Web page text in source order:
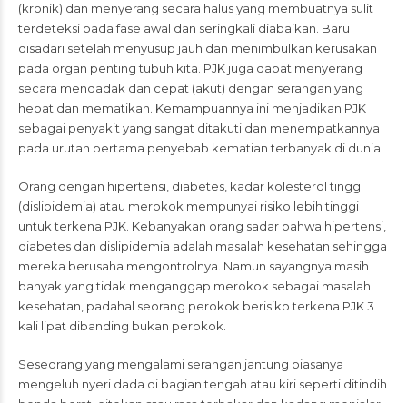
(kronik) dan menyerang secara halus yang membuatnya sulit
terdeteksi pada fase awal dan seringkali diabaikan. Baru
disadari setelah menyusup jauh dan menimbulkan kerusakan
pada organ penting tubuh kita. PJK juga dapat menyerang
secara mendadak dan cepat (akut) dengan serangan yang
hebat dan mematikan. Kemampuannya ini menjadikan PJK
sebagai penyakit yang sangat ditakuti dan menempatkannya
pada urutan pertama penyebab kematian terbanyak di dunia.
Orang dengan hipertensi, diabetes, kadar kolesterol tinggi
(dislipidemia) atau merokok mempunyai risiko lebih tinggi
untuk terkena PJK. Kebanyakan orang sadar bahwa hipertensi,
diabetes dan dislipidemia adalah masalah kesehatan sehingga
mereka berusaha mengontrolnya. Namun sayangnya masih
banyak yang tidak menganggap merokok sebagai masalah
kesehatan, padahal seorang perokok berisiko terkena PJK 3
kali lipat dibanding bukan perokok.
Seseorang yang mengalami serangan jantung biasanya
mengeluh nyeri dada di bagian tengah atau kiri seperti ditindih